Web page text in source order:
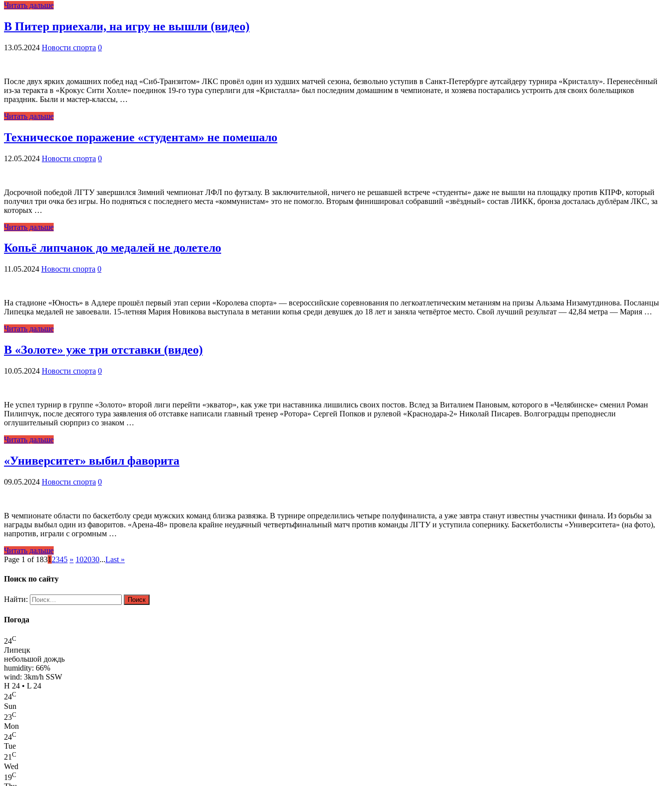
Читать дальше
В Питер приехали, на игру не вышли (видео)
13.05.2024 Новости спорта 0
После двух ярких домашних побед над «Сиб-Транзитом» ЛКС провёл один из худших матчей сезона, безвольно уступив в Санкт-Петербурге аутсайдеру турнира «Кристаллу». Перенесённый
из-за теракта в «Крокус Сити Холле» поединок 19-го тура суперлиги для «Кристалла» был последним домашним в чемпионате, и хозяева постарались устроить для своих болельщиков
праздник. Были и мастер-классы, …
Читать дальше
Техническое поражение «студентам» не помешало
12.05.2024 Новости спорта 0
Досрочной победой ЛГТУ завершился Зимний чемпионат ЛФЛ по футзалу. В заключительной, ничего не решавшей встрече «студенты» даже не вышли на площадку против КПРФ, который
получил три очка без игры. Но подняться с последнего места «коммунистам» это не помогло. Вторым финишировал собравший «звёздный» состав ЛИКК, бронза досталась дублёрам ЛКС, за
которых …
Читать дальше
Копьё липчанок до медалей не долетело
11.05.2024 Новости спорта 0
На стадионе «Юность» в Адлере прошёл первый этап серии «Королева спорта» — всероссийские соревнования по легкоатлетическим метаниям на призы Альзама Низамутдинова. Посланцы
Липецка медалей не завоевали. 15-летняя Мария Новикова выступала в метании копья среди девушек до 18 лет и заняла четвёртое место. Свой лучший результат — 42,84 метра — Мария …
Читать дальше
В «Золоте» уже три отставки (видео)
10.05.2024 Новости спорта 0
Не успел турнир в группе «Золото» второй лиги перейти «экватор», как уже три наставника лишились своих постов. Вслед за Виталием Пановым, которого в «Челябинске» сменил Роман
Пилипчук, после десятого тура заявления об отставке написали главный тренер «Ротора» Сергей Попков и рулевой «Краснодара-2» Николай Писарев. Волгоградцы преподнесли
оглушительный сюрприз со знаком …
Читать дальше
«Университет» выбил фаворита
09.05.2024 Новости спорта 0
В чемпионате области по баскетболу среди мужских команд близка развязка. В турнире определились четыре полуфиналиста, а уже завтра станут известны участники финала. Из борьбы за
награды выбыл один из фаворитов. «Арена-48» провела крайне неудачный четвертьфинальный матч против команды ЛГТУ и уступила сопернику. Баскетболисты «Университета» (на фото),
напротив, играли с огромным …
Читать дальше
Page 1 of 1831 2345 » 102030...Last »
Поиск по сайту
Найти:
Погода
24C
Липецк
небольшой дождь
humidity: 66%
wind: 3km/h SSW
H 24 • L 24
24C
Sun
23C
Mon
24C
Tue
21C
Wed
19C